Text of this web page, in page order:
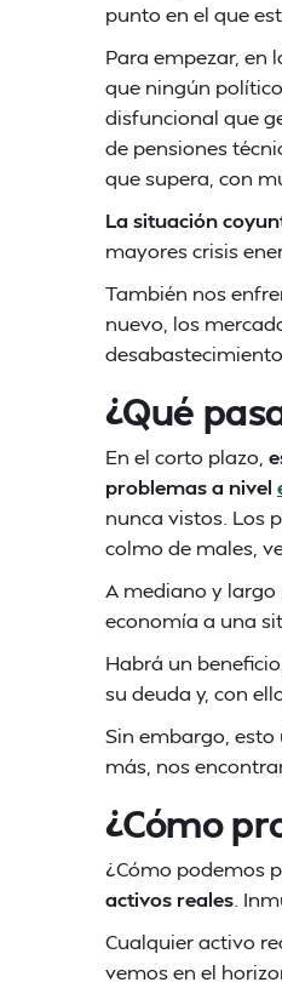
punto en el que
Para empezar, en
que ningún
disfuncional que
de pensiones
que supera, con
La situación
mayores crisis
También nos
nuevo, los
¿Qué
En el corto plazo,
problemas a nivel
nunca vistos. Los
colmo de males,
A mediano y
economía a una
Habrá un
su deuda y, con
Sin embargo,
más, nos
¿Cómo
¿Cómo podemos
activos reales .
Cualquier activo
vemos en el